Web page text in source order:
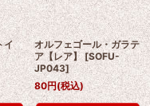
イ
オルフェゴール・ガラテ
ア【レア】 [SOFU-
JP043]
80円(税込)